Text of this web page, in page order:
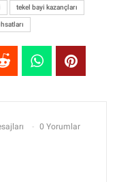
tekel bayi kazançları
0 Yorumlar